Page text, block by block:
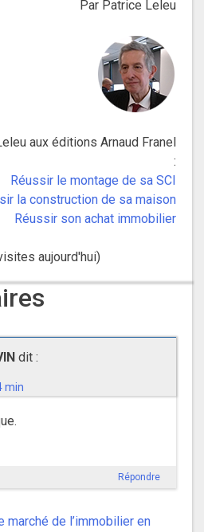
Par Patrice Leleu
aux éditions Arnaud Franel
:
Réussir le montage de sa SCI
la construction de sa maison
Réussir son achat immobilier
aujourd'hui)
dit :
min
Répondre
marché de l’immobilier en